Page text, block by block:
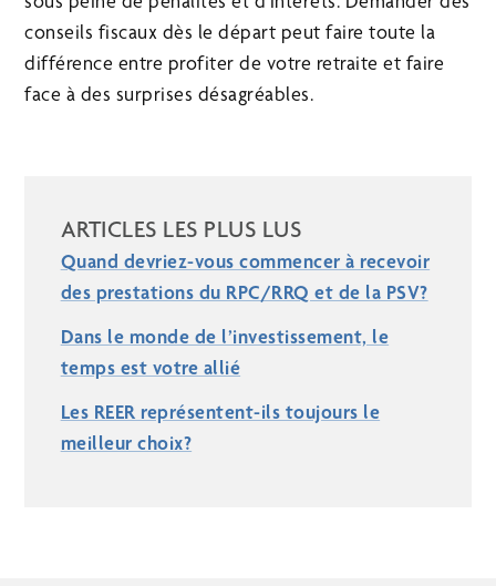
conseils fiscaux dès le départ peut faire toute la
différence entre profiter de votre retraite et faire
face à des surprises désagréables.
ARTICLES LES PLUS LUS
Quand devriez-vous commencer à recevoir
des prestations du RPC/RRQ et de la PSV?
Dans le monde de l’investissement, le
temps est votre allié
Les REER représentent-ils toujours le
meilleur choix?